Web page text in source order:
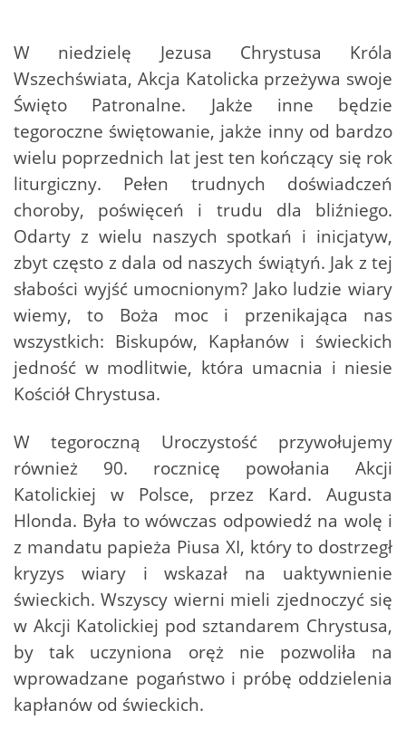
W niedzielę Jezusa Chrystusa Króla
Wszechświata, Akcja Katolicka przeżywa swoje
Święto Patronalne. Jakże inne będzie
tegoroczne świętowanie, jakże inny od bardzo
wielu poprzednich lat jest ten kończący się rok
liturgiczny. Pełen trudnych doświadczeń
choroby, poświęceń i trudu dla bliźniego.
Odarty z wielu naszych spotkań i inicjatyw,
zbyt często z dala od naszych świątyń. Jak z tej
słabości wyjść umocnionym? Jako ludzie wiary
wiemy, to Boża moc i przenikająca nas
wszystkich: Biskupów, Kapłanów i świeckich
jedność w modlitwie, która umacnia i niesie
Kościół Chrystusa.
W tegoroczną Uroczystość przywołujemy
również 90. rocznicę powołania Akcji
Katolickiej w Polsce, przez Kard. Augusta
Hlonda. Była to wówczas odpowiedź na wolę i
z mandatu papieża Piusa XI, który to dostrzegł
kryzys wiary i wskazał na uaktywnienie
świeckich. Wszyscy wierni mieli zjednoczyć się
w Akcji Katolickiej pod sztandarem Chrystusa,
by tak uczyniona oręż nie pozwoliła na
wprowadzane pogaństwo i próbę oddzielenia
kapłanów od świeckich.